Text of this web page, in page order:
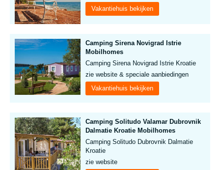
Vakantiehuis bekijken
Camping Sirena Novigrad Istrie
Mobilhomes
Camping Sirena Novigrad Istrie Kroatie
zie website & speciale aanbiedingen
Vakantiehuis bekijken
Camping Solitudo Valamar Dubrovnik
Dalmatie Kroatie Mobilhomes
Camping Solitudo Dubrovnik Dalmatie
Kroatie
zie website